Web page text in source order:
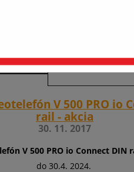
V 500 PRO io
rail - akcia
30. 11. 2017
V 500 PRO io Connect DIN
do 30.4. 2024.